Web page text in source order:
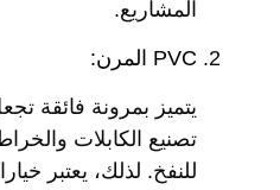
المشاريع.
PVC المرن:
يتميز بمرونة فائقة
تصنيع الكابلات
للنفخ. لذلك، يعتبر